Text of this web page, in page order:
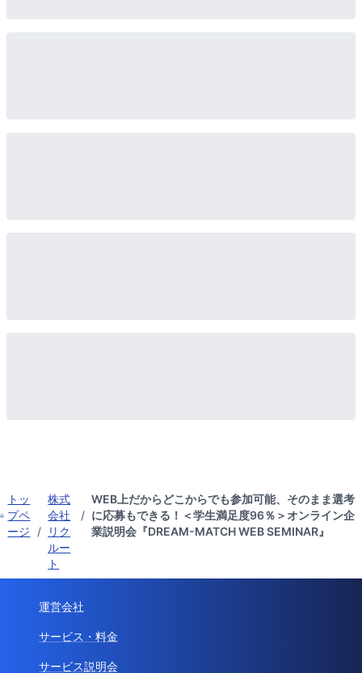
トッ
プペ
ージ
/
株式
会社
リク
ルー
ト
/
WEB上だからどこからでも参加可能、そのまま選考
に応募もできる！＜学生満足度96％＞オンライン企
業説明会『DREAM-MATCH WEB SEMINAR』
運営会社
サービス・料金
サービス説明会